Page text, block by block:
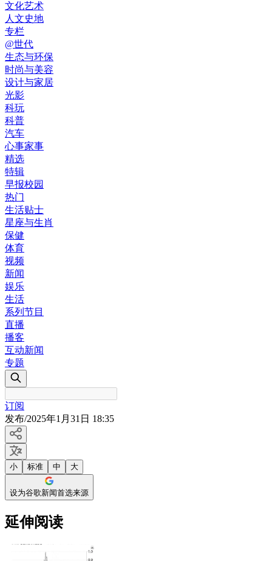
文化艺术
人文史地
专栏
@世代
生态与环保
时尚与美容
设计与家居
光影
科玩
科普
汽车
心事家事
精选
特辑
早报校园
热门
生活贴士
星座与生肖
保健
体育
视频
新闻
娱乐
生活
系列节目
直播
播客
互动新闻
专题
订阅
发布/2025年1月31日 18:35
小 标准 中 大
设为谷歌新闻首选来源
延伸阅读